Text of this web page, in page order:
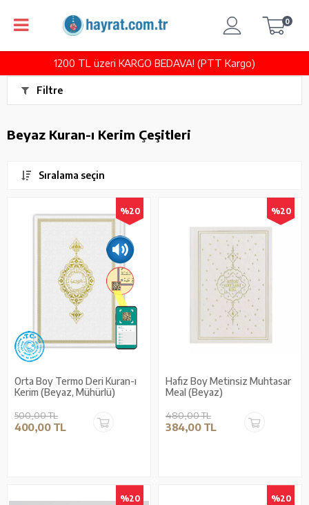
1200 TL üzeri KARGO BEDAVA! (PTT Kargo)
0
Filtre
Beyaz Kuran-ı Kerim Çeşitleri
Sıralama seçin
%20
Orta Boy Termo Deri Kuran-ı
Kerim (Beyaz, Mühürlü)
500,00 TL
400,00 TL
%20
Hafız Boy Metinsiz Muhtasar
Meal (Beyaz)
480,00 TL
384,00 TL
%20 %20